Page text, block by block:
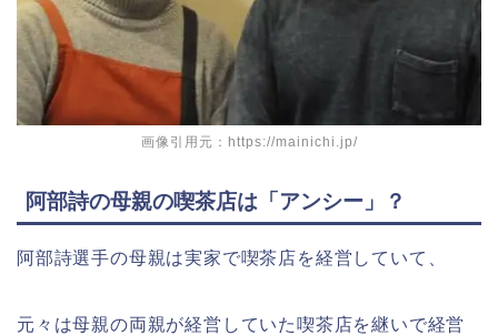
画像引用元：https://mainichi.jp/
阿部詩の母親の喫茶店は「アンシー」？
阿部詩選手の母親は実家で喫茶店を経営していて、
元々は母親の両親が経営していた喫茶店を継いで経営